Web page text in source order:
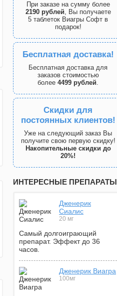
При заказе на сумму более
2190 рублей, Вы получаете
5 таблеток Виагры Софт в
подарок!
Бесплатная доставка!
Бесплатная доставка для
заказов стоимостью
более 4499 рублей.
Скидки для
постоянных клиентов!
Уже на следующий заказ Вы
получите свою первую скидку!
Накопительные скидки до
20%!
ИНТЕРЕСНЫЕ ПРЕПАРАТЫ
Дженерик
Сиалис
20 мг
Самый долгоиграющий
препарат. Эффект до 36
часов.
Дженерик Виагра
100мг